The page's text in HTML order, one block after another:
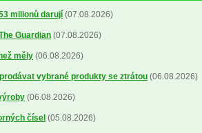
milionů darují (07.08.2026)
Guardian (07.08.2026)
měly (06.08.2026)
vybrané produkty se ztrátou (06.08.2026)
(06.08.2026)
čísel (05.08.2026)